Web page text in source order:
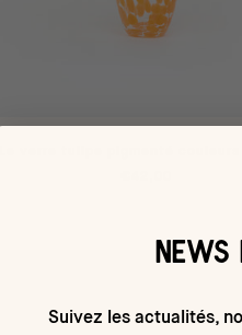
Suivez les actualités,